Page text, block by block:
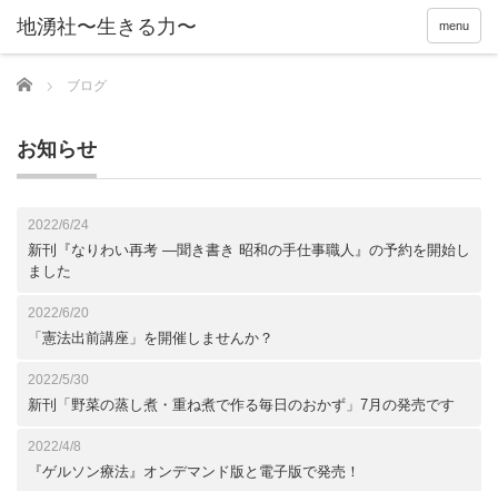
menu
Home ブログ
お知らせ
2022/6/24
新刊『なりわい再考 ―聞き書き 昭和の手仕事職人』の予約を開始し
ました
2022/6/20
「憲法出前講座」を開催しませんか？
2022/5/30
新刊「野菜の蒸し煮・重ね煮で作る毎日のおかず」7月の発売です
2022/4/8
『ゲルソン療法』オンデマンド版と電子版で発売！